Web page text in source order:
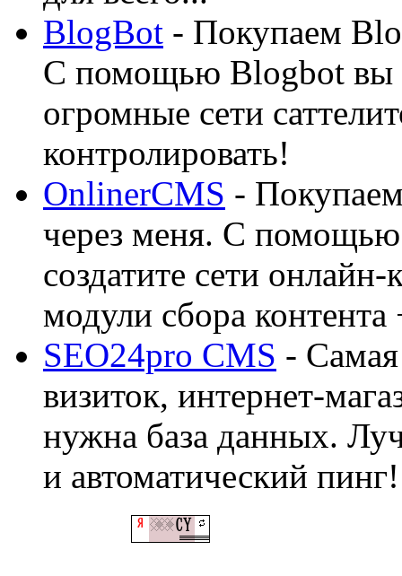
BlogBot - Покупаем
С помощью Blogbot вы
огромные сети
контролировать!
OnlinerCMS -
через меня. С помощью
создатите сети
модули сбора
SEO24pro CMS -
визиток, интернет-
нужна база данных.
и автоматический пинг!